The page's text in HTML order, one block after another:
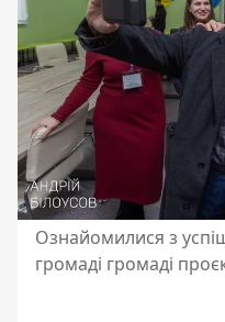
Ознайомилися з
громаді громаді